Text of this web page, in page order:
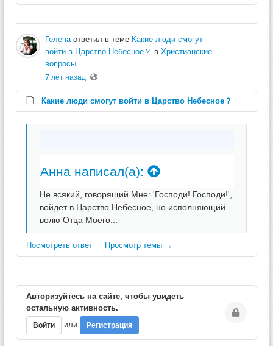
Геленаответил в теме Какие люди смогут
войти в Царство Небесное？ в Христианские
вопросы
7 лет назад
Какие люди смогут войти в Царство Небесное？
Анна написал(а):
Не всякий, говорящий Мне: 'Господи! Господи!',
войдет в Царство Небесное, но исполняющий
волю Отца Моего...
Посмотреть ответ Просмотр темы →
Авторизуйтесь на сайте, чтобы увидеть
остальную активность.
Войти или Регистрация